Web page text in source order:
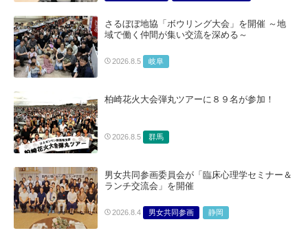
さるぼぼ地協「ボウリング大会」を開催 ～地
域で働く仲間が集い交流を深める～
2026.8.5 岐阜
柏崎花火大会弾丸ツアーに８９名が参加！
2026.8.5 群馬
男女共同参画委員会が「臨床心理学セミナー＆
ランチ交流会」を開催
2026.8.4 男女共同参画 静岡